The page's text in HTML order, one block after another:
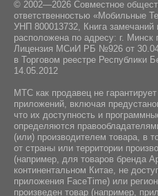
© 2002—2026 Совместное
ответственностью «Мобильные
УНП 800013732, Книга замечаний
расположена по адресу: г. Минск
Лицензия МСиИ РБ №926 от 30.04
в Торговом реестре Республики
14.05.2012
МТС как продавец не
приложений, включая
что их доступность и
определяются
(или) производителем товара, в
от страны или территории
(например, для товаров бренда
континентальном Китае, не
приложения FaceTime) или
произведен товар (например,